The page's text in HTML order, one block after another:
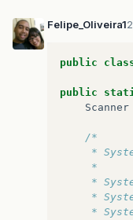
Felipe_Oliveira1
public
public
Scanner
/*
*
	 *
*
*
*